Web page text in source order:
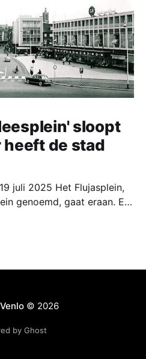
sloopt
heeft de stad
Het Flujasplein,
genoemd, gaat eraan. Er
en horeca.
© 2026
by Ghost